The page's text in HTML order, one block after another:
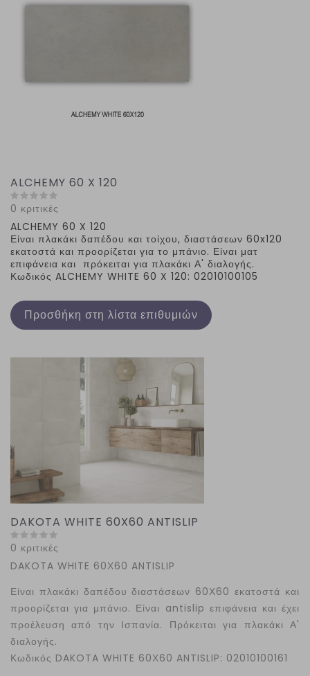
ALCHEMY 60 X 120
0 κριτικές
ALCHEMY 60 X 120
Είναι πλακάκι δαπέδου και τοίχου, διαστάσεων 60x120
εκατοστά και προορίζεται για το μπάνιο. Είναι ματ
επιφάνεια και πρόκειται για πλακάκι Α' διαλογής.
Κωδικός ALCHEMY WHITE 60 X 120: 02010100105
Προσθήκη στη λίστα επιθυμιών
DAKOTA WHITE 60X60 ANTISLIP
0 κριτικές
DAKOTA WHITE 60Χ60 ANTISLIP
Είναι πλακάκι δαπέδου διαστάσεων 60Χ60 εκατοστά και
προορίζεται για μπάνιο. Είναι antislip επιφάνεια και έχει
προέλευση από την Ισπανία. Πρόκειται για πλακάκι Α'
διαλογής.
Κωδικός DAKOTA WHITE 60Χ60 ANTISLIP: 02010100161